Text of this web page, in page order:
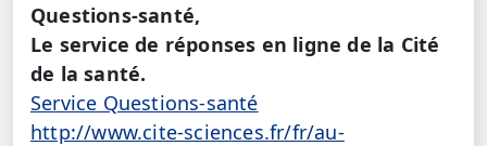
Questions-santé,
Le service de réponses en ligne de la Cité
de la santé.
Service Questions-santé
http://www.cite-sciences.fr/fr/au-